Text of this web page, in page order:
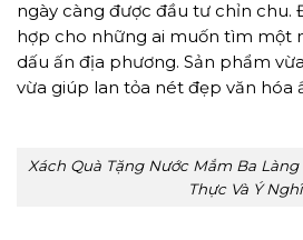
ngày càng được đầu tư chỉn chu.
hợp cho những ai muốn tìm một
dấu ấn địa phương. Sản phẩm
vừa giúp lan tỏa nét đẹp văn hóa
Xách Quà Tặng Nước Mắm Ba Làng
Thực Và Ý